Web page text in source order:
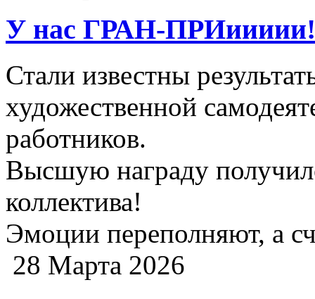
У нас ГРАН-
Стали известны
художественной
работников.
Высшую награду
коллектива!
Эмоции переполняют, а
28 Марта 2026